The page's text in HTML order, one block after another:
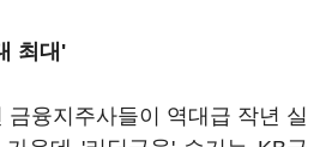
최대'
금융지주사들이 역대급 작년 실